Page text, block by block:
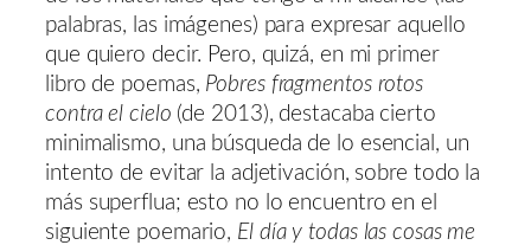
palabras, las imágenes) para expresar aquello
que quiero decir. Pero, quizá, en mi primer
libro de poemas, Pobres fragmentos rotos
contra el cielo (de 2013), destacaba cierto
minimalismo, una búsqueda de lo esencial, un
intento de evitar la adjetivación, sobre todo la
más superflua; esto no lo encuentro en el
siguiente poemario, El día y todas las cosas me